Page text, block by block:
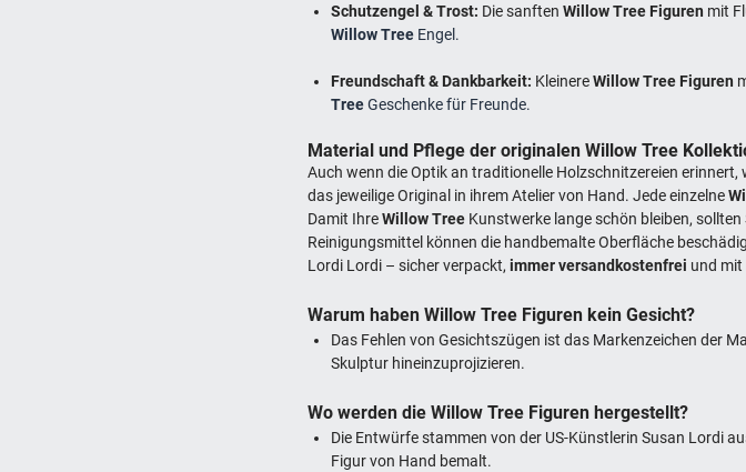
Schutzengel & Trost: Die sanftenWillow Tree Figuren mit
Willow Tree Engel.
Freundschaft & Dankbarkeit: KleinereWillow Tree Figuren
TreeGeschenke für Freunde.
Material und Pflege der originalen Willow Tree
Auch wenn die Optik an traditionelle Holzschnitzereien
das jeweilige Original in ihrem Atelier von Hand. Jede einzelne
Damit IhreWillow Tree Kunstwerke lange schön bleiben,
Reinigungsmittel können die handbemalte Oberfläche
Lordi Lordi – sicher verpackt,immer versandkostenfrei und mit
Warum haben Willow Tree Figuren kein Gesicht?
Das Fehlen von Gesichtszügen ist das Markenzeichen der
Skulptur hineinzuprojizieren.
Wo werden die Willow Tree Figuren hergestellt?
Die Entwürfe stammen von der US-Künstlerin Susan Lordi
Figur von Hand bemalt.